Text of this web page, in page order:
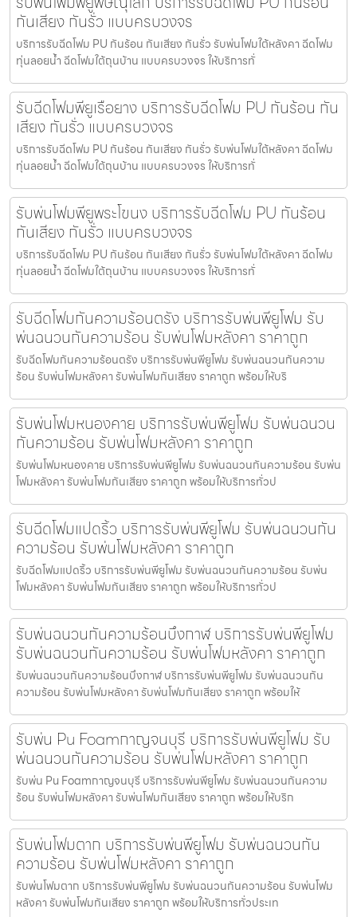
กันเสียง กันรั่ว แบบครบวงจร
บริการรับฉีดโฟม PU กันร้อน กันเสียง กันรั่ว รับพ่นโฟมใต้หลังคา ฉีดโฟม
ทุ่นลอยน้ำ ฉีดโฟมใต้ถุนบ้าน แบบครบวงจร ให้บริการทั่
รับฉีดโฟมพียูเรือยาง บริการรับฉีดโฟม PU กันร้อน กัน
เสียง กันรั่ว แบบครบวงจร
บริการรับฉีดโฟม PU กันร้อน กันเสียง กันรั่ว รับพ่นโฟมใต้หลังคา ฉีดโฟม
ทุ่นลอยน้ำ ฉีดโฟมใต้ถุนบ้าน แบบครบวงจร ให้บริการทั่
รับพ่นโฟมพียูพระโขนง บริการรับฉีดโฟม PU กันร้อน
กันเสียง กันรั่ว แบบครบวงจร
บริการรับฉีดโฟม PU กันร้อน กันเสียง กันรั่ว รับพ่นโฟมใต้หลังคา ฉีดโฟม
ทุ่นลอยน้ำ ฉีดโฟมใต้ถุนบ้าน แบบครบวงจร ให้บริการทั่
รับฉีดโฟมกันความร้อนตรัง บริการรับพ่นพียูโฟม รับ
พ่นฉนวนกันความร้อน รับพ่นโฟมหลังคา ราคาถูก
รับฉีดโฟมกันความร้อนตรัง บริการรับพ่นพียูโฟม รับพ่นฉนวนกันความ
ร้อน รับพ่นโฟมหลังคา รับพ่นโฟมกันเสียง ราคาถูก พร้อมให้บริ
รับพ่นโฟมหนองคาย บริการรับพ่นพียูโฟม รับพ่นฉนวน
กันความร้อน รับพ่นโฟมหลังคา ราคาถูก
รับพ่นโฟมหนองคาย บริการรับพ่นพียูโฟม รับพ่นฉนวนกันความร้อน รับพ่น
โฟมหลังคา รับพ่นโฟมกันเสียง ราคาถูก พร้อมให้บริการทั่วป
รับฉีดโฟมแปดริ้ว บริการรับพ่นพียูโฟม รับพ่นฉนวนกัน
ความร้อน รับพ่นโฟมหลังคา ราคาถูก
รับฉีดโฟมแปดริ้ว บริการรับพ่นพียูโฟม รับพ่นฉนวนกันความร้อน รับพ่น
โฟมหลังคา รับพ่นโฟมกันเสียง ราคาถูก พร้อมให้บริการทั่วป
รับพ่นฉนวนกันความร้อนบึงกาฬ บริการรับพ่นพียูโฟม
รับพ่นฉนวนกันความร้อน รับพ่นโฟมหลังคา ราคาถูก
รับพ่นฉนวนกันความร้อนบึงกาฬ บริการรับพ่นพียูโฟม รับพ่นฉนวนกัน
ความร้อน รับพ่นโฟมหลังคา รับพ่นโฟมกันเสียง ราคาถูก พร้อมให้
รับพ่น Pu Foamกาญจนบุรี บริการรับพ่นพียูโฟม รับ
พ่นฉนวนกันความร้อน รับพ่นโฟมหลังคา ราคาถูก
รับพ่น Pu Foamกาญจนบุรี บริการรับพ่นพียูโฟม รับพ่นฉนวนกันความ
ร้อน รับพ่นโฟมหลังคา รับพ่นโฟมกันเสียง ราคาถูก พร้อมให้บริก
รับพ่นโฟมตาก บริการรับพ่นพียูโฟม รับพ่นฉนวนกัน
ความร้อน รับพ่นโฟมหลังคา ราคาถูก
รับพ่นโฟมตาก บริการรับพ่นพียูโฟม รับพ่นฉนวนกันความร้อน รับพ่นโฟม
หลังคา รับพ่นโฟมกันเสียง ราคาถูก พร้อมให้บริการทั่วประเท